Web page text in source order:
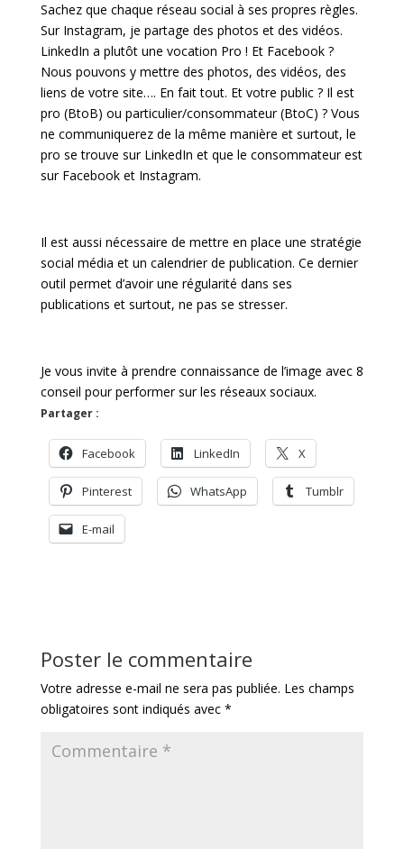
Sachez que chaque réseau social à ses propres règles.
Sur Instagram, je partage des photos et des vidéos.
LinkedIn a plutôt une vocation Pro ! Et Facebook ?
Nous pouvons y mettre des photos, des vidéos, des
liens de votre site…. En fait tout. Et votre public ? Il est
pro (BtoB) ou particulier/consommateur (BtoC) ? Vous
ne communiquerez de la même manière et surtout, le
pro se trouve sur LinkedIn et que le consommateur est
sur Facebook et Instagram.
Il est aussi nécessaire de mettre en place une stratégie
social média et un calendrier de publication. Ce dernier
outil permet d’avoir une régularité dans ses
publications et surtout, ne pas se stresser.
Je vous invite à prendre connaissance de l’image avec 8
conseil pour performer sur les réseaux sociaux.
Partager :
Facebook LinkedIn X
Pinterest WhatsApp Tumblr
E-mail
Poster le commentaire
Votre adresse e-mail ne sera pas publiée. Les champs
obligatoires sont indiqués avec *